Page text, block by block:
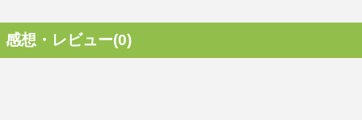
感想・レビュー(0)